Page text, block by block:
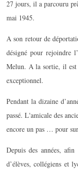
27 jours, il a parcouru
mai 1945.
A son retour de
désigné pour rejoindre
Melun. A la sortie, il est
exceptionnel.
Pendant la dizaine
passé. L'amicale des
encore un pas … pour
Depuis des années,
d’élèves, collégiens et